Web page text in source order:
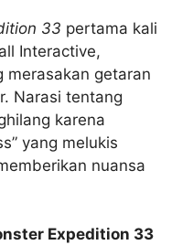
33 pertama kali
Interactive,
merasakan getaran
Narasi tentang
karena
yang melukis
nuansa
Expedition 33